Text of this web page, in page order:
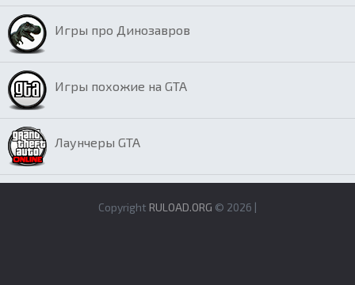
Игры про Динозавров
Игры похожие на GTA
Лаунчеры GTA
Copyright RULOAD.ORG © 2026 |